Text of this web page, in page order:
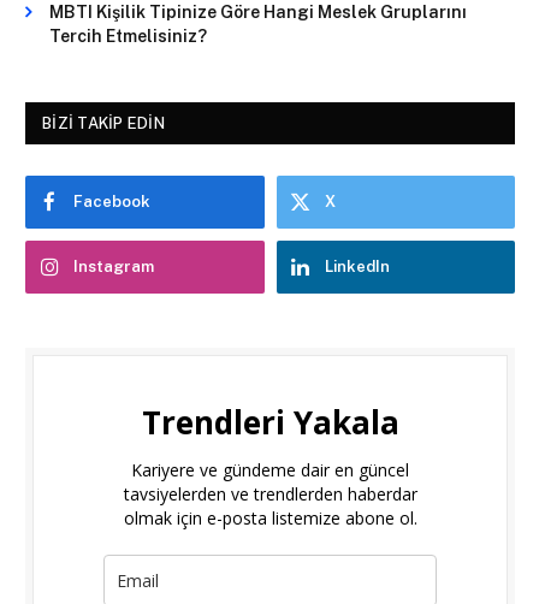
MBTI Kişilik Tipinize Göre Hangi Meslek Gruplarını
Tercih Etmelisiniz?
BIZI TAKIP EDIN
Facebook X
Instagram LinkedIn
Trendleri Yakala
Kariyere ve gündeme dair en güncel
tavsiyelerden ve trendlerden haberdar
olmak için e-posta listemize abone ol.